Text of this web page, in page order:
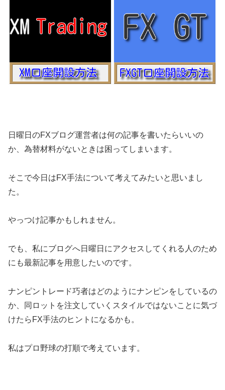
日曜日のFXブログ運営者は何の記事を書いたらいいの
か、為替材料がないときは困ってしまいます。
そこで今日はFX手法について考えてみたいと思いまし
た。
やっつけ記事かもしれません。
でも、私にブログへ日曜日にアクセスしてくれる人のため
にも最新記事を用意したいのです。
ナンピントレード巧者はどのようにナンピンをしているの
か、同ロットを注文していくスタイルではないことに気づ
けたらFX手法のヒントになるかも。
私はプロ野球の打順で考えています。